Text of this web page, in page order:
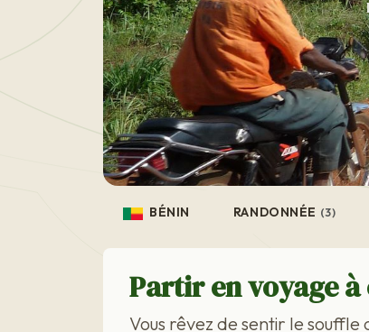
BÉNIN RANDONNÉE (3)
Partir en voyage
Vous rêvez de sentir le